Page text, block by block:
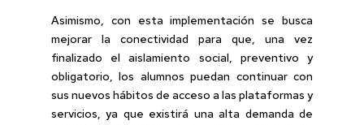
Asimismo, con esta implementación se busca
mejorar la conectividad para que, una vez
finalizado el aislamiento social, preventivo y
obligatorio, los alumnos puedan continuar con
sus nuevos hábitos de acceso a las plataformas y
servicios, ya que existirá una alta demanda de